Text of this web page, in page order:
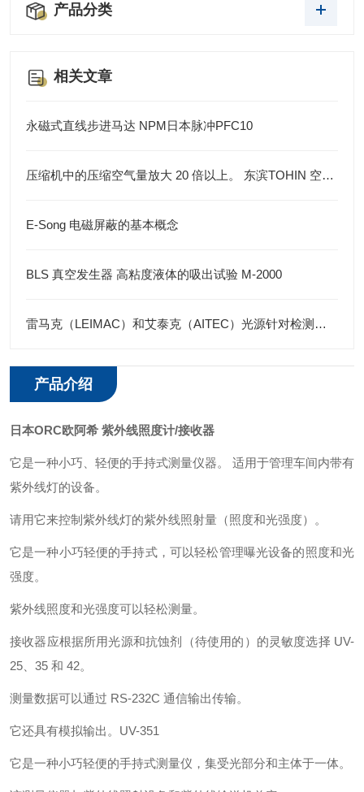
产品分类
相关文章
永磁式直线步进马达 NPM日本脉冲PFC10
压缩机中的压缩空气量放大 20 倍以上。 东滨TOHIN 空气流量放大器
E-Song 电磁屏蔽的基本概念
BLS 真空发生器 高粘度液体的吸出试验 M-2000
雷马克（LEIMAC）和艾泰克（AITEC）光源针对检测物品
产品介绍
日本ORC欧阿希 紫外线照度计/接收器
它是一种小巧、轻便的手持式测量仪器。 适用于管理车间内带有
紫外线灯的设备。
请用它来控制紫外线灯的紫外线照射量（照度和光强度）。
它是一种小巧轻便的手持式，可以轻松管理曝光设备的照度和光
强度。
紫外线照度和光强度可以轻松测量。
接收器应根据所用光源和抗蚀剂（待使用的）的灵敏度选择 UV-
25、35 和 42。
测量数据可以通过 RS-232C 通信输出传输。
它还具有模拟输出。 UV-351
它是一种小巧轻便的手持式测量仪，集受光部分和主体于一体。